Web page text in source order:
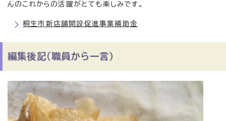
んのこれからの活躍がとても楽しみです。
桐生市新店舗開設促進事業補助金
編集後記（職員から一言）